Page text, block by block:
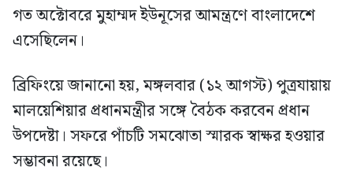
গত অক্টোবরে মুহাম্মদ ইউনূসের আমন্ত্রণে বাংলাদেশে
এসেছিলেন।
ব্রিফিংয়ে জানানো হয়, মঙ্গলবার (১২ আগস্ট) পুত্রযায়ায়
মালয়েশিয়ার প্রধানমন্ত্রীর সঙ্গে বৈঠক করবেন প্রধান
উপদেষ্টা। সফরে পাঁচটি সমঝোতা স্মারক স্বাক্ষর হওয়ার
সম্ভাবনা রয়েছে।